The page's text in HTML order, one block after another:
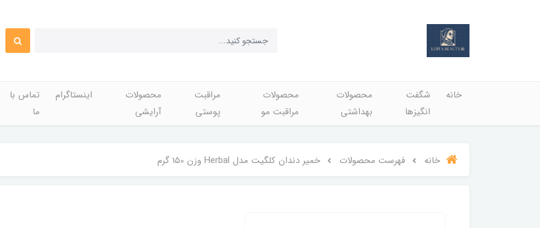
خانه
شگفت
انگيزها
محصولات
بهداشتي
محصولات
مراقبت مو
مراقبت
پوستی
محصولات
آرایشی
اینستاگرام
تماس با
ما
خانه فهرست محصولات خمیر دندان کلگیت مدل Herbal وزن 150 گرم